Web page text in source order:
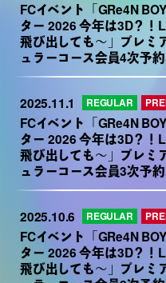
FCイベント「GRe4N
ター 2026 今年は3D？！
飛び出しても～」プレミ
ュラーコース会員4次予
2025.11.1
FCイベント「GRe4N
ター 2026 今年は3D？！
飛び出しても～」プレミ
ュラーコース会員3次予
REGULAR
2025.10.6
FCイベント「GRe4N
ター 2026 今年は3D？！
飛び出しても～」プレミ
REGULAR